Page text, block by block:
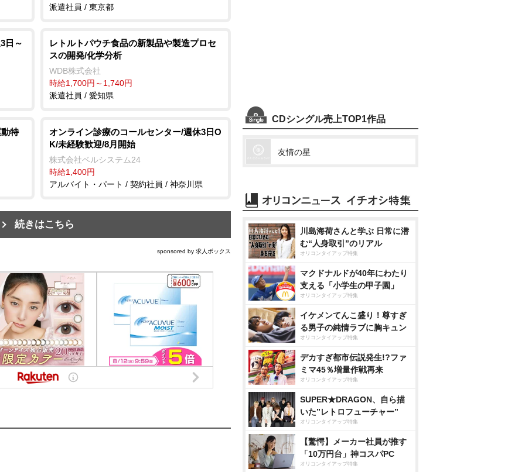
派遣社員 / 東京都
日～
レトルトパウチ食品の新製品や製造プロセ
スの開発/化学分析
WDB株式会社
時給1,700円～1,740円
派遣社員 / 愛知県
特
オンライン診療のコールセンター/週休3日O
K/未経験歓迎/8月開始
株式会社ベルシステム24
時給1,400円
アルバイト・パート / 契約社員 / 神奈川県
続きはこちら
sponsored by 求人ボックス
CDシングル売上TOP1作品
友情の星
川島海荷さんと学ぶ 日常に潜
む“人身取引”のリアル
オリコンタイアップ特集
マクドナルドが40年にわたり
支える「小学生の甲子園」
オリコンタイアップ特集
イケメンてんこ盛り！尊すぎ
る男子の純情ラブに胸キュン
オリコンタイアップ特集
デカすぎ都市伝説発生!?ファ
ミマ45％増量作戦再来
オリコンタイアップ特集
SUPER★DRAGON、自ら描
いた”レトロフューチャー”
オリコンタイアップ特集
【驚愕】メーカー社員が推す
「10万円台」神コスパPC
オリコンタイアップ特集